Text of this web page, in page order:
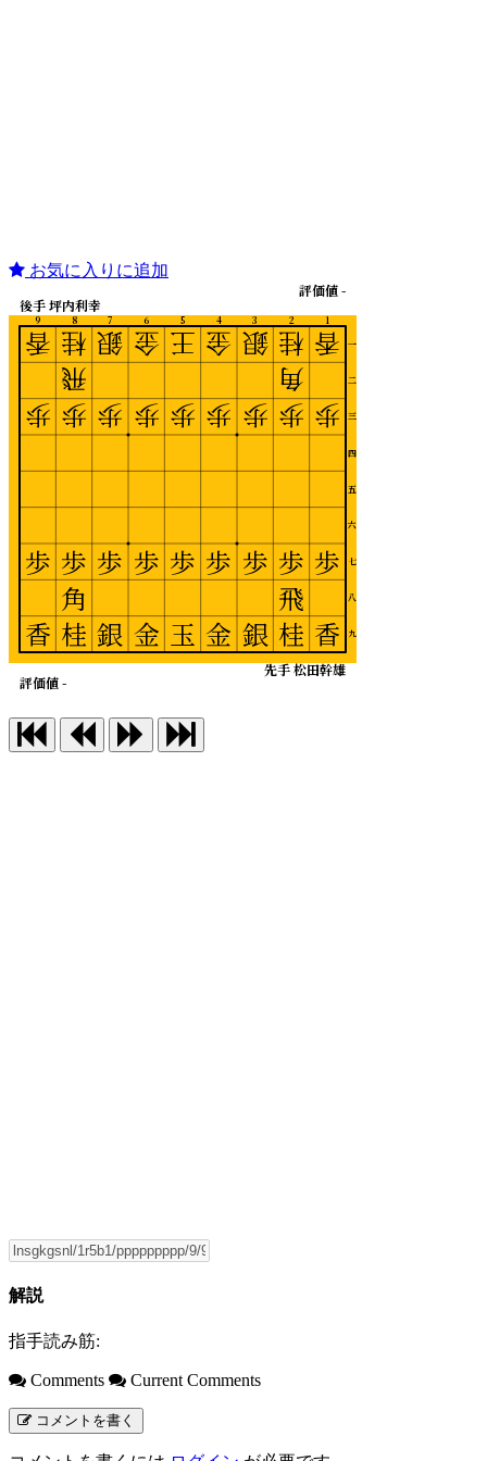
お気に入りに追加
1
2
3
4
5
6
7
8
9
一
二
三
四
五
六
七
八
九
先手 松田幹雄
後手 坪内利幸
評価値 -
評価値 -
香
歩
歩
香
桂
角
歩
歩
飛
桂
銀
歩
歩
銀
金
歩
歩
金
王
歩
歩
玉
金
歩
歩
金
銀
歩
歩
銀
桂
飛
歩
歩
角
桂
香
歩
歩
香
解説
指手読み筋:
Comments Current Comments
コメントを書く